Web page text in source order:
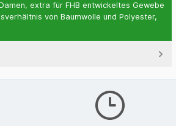
extra für FHB entwickeltes Gewebe
von Baumwolle und Polyester,